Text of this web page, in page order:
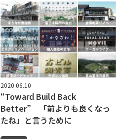
2020.06.10
“Toward Build Back
Better” 「前よりも良くなっ
たね」と言うために